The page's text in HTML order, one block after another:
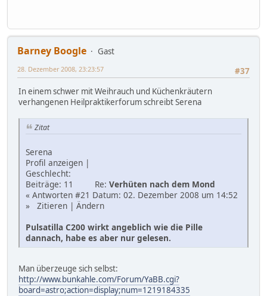
Barney Boogle
Gast
#37
28. Dezember 2008, 23:23:57
In einem schwer mit Weihrauch und Küchenkräutern
verhangenen Heilpraktikerforum schreibt Serena
Zitat
Serena
Profil anzeigen |
Geschlecht:
Beiträge: 11 Re: Verhüten nach dem Mond
« Antworten #21 Datum: 02. Dezember 2008 um 14:52
» Zitieren | Ändern
Pulsatilla C200 wirkt angeblich wie die Pille
dannach, habe es aber nur gelesen.
Man überzeuge sich selbst:
http://www.bunkahle.com/Forum/YaBB.cgi?
board=astro;action=display;num=1219184335